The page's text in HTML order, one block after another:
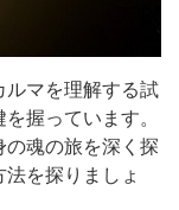
ルマを理解する試
握っています。
の魂の旅を深く探
を探りましょ